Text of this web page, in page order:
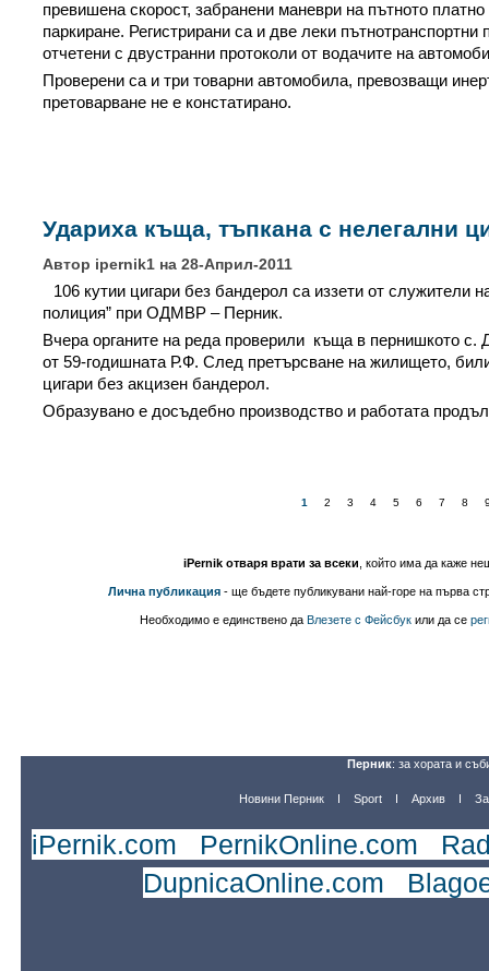
превишена скорост, забранени маневри на пътното
паркиране. Регистрирани са и две леки пътнотранспортни
отчетени с двустранни протоколи от водачите на
Проверени са и три товарни автомобила, превозващи
претоварване не е констатирано.
Удариха къща, тъпкана с нелегални
Автор ipernik1 на 28-Април-2011
106 кутии цигари без бандерол са иззети от служители
полиция” при ОДМВР – Перник.
Вчера органите на реда проверили къща в пернишкото с.
от 59-годишната Р.Ф. След претърсване на жилището,
цигари без акцизен бандерол.
Образувано е досъдебно производство и работата
1 2 3 4 5 6 7 8
iPernik отваря врати за всеки , който има да каже
Лична публикация - ще бъдете публикувани най-горе на първа
Необходимо е единствено да Влезете с Фейсбукили да се
Перник: за хората и
Новини Перник Sport Архив
iPernik.com PernikOnline.com
DupnicaOnline.com